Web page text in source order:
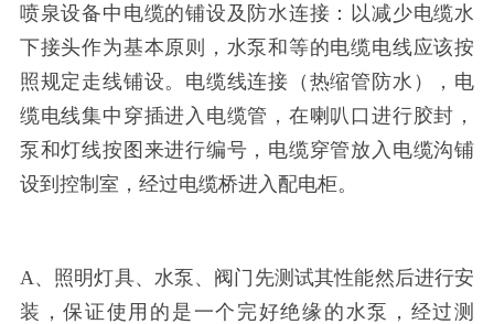
喷泉设备中电缆的铺设及防水连接：以减少电缆水
下接头作为基本原则，水泵和等的电缆电线应该按
照规定走线铺设。电缆线连接（热缩管防水），电
缆电线集中穿插进入电缆管，在喇叭口进行胶封，
泵和灯线按图来进行编号，电缆穿管放入电缆沟铺
设到控制室，经过电缆桥进入配电柜。
A、照明灯具、水泵、阀门先测试其性能然后进行安
装，保证使用的是一个完好绝缘的水泵，经过测